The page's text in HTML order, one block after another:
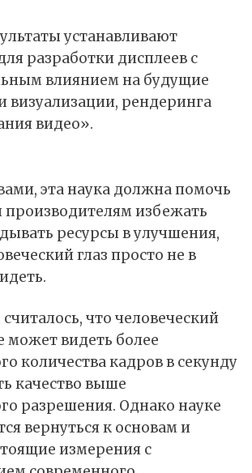
устанавливают
разработки дисплеев с
влиянием на будущие
визуализации, рендеринга
видео».
эта наука должна помочь
избежать
ресурсы в улучшения,
глаз просто не в
что человеческий
может видеть более
количества кадров в секунду
качество выше
разрешения. Однако науке
вернуться к основам и
измерения с